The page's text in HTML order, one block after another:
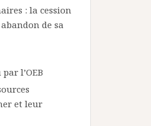
: la cession
de sa
l’OEB
et leur